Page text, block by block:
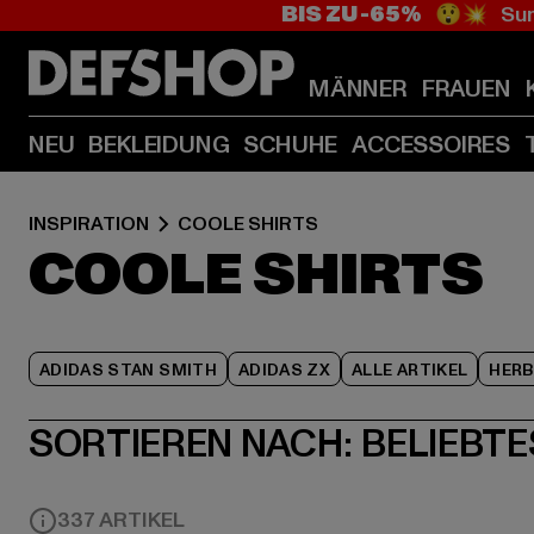
BIS ZU -65% 😲💥
MÄNNER FRAUEN
NEU BEKLEIDUNG SCHUHE ACCESSOIRES
INSPIRATION COOLE SHIRTS
COOLE SHIRTS
ADIDAS STAN SMITH ADIDAS ZX ALLE ARTIKEL
SORTIEREN NACH:
337 ARTIKEL